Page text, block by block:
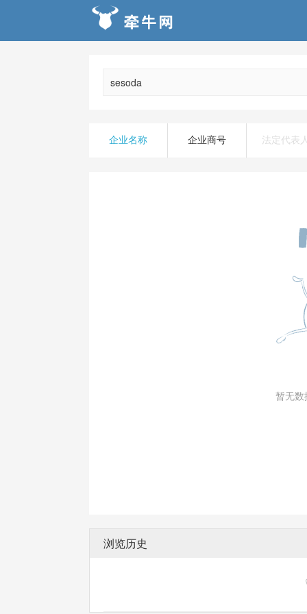
企业名称 企业商号 法定代表
暂无
浏览历史